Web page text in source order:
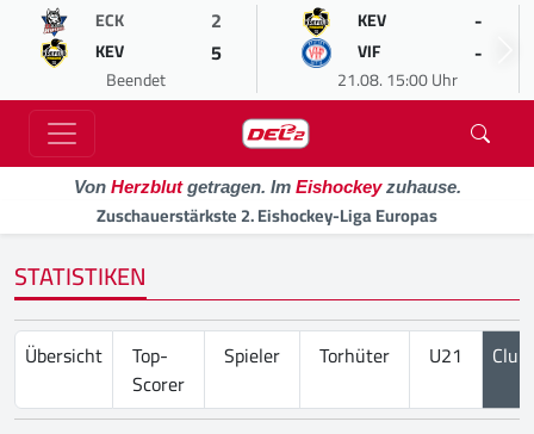
ECK 2
KEV 5
Beendet
KEV -
VIF -
21.08. 15:00 Uhr
Von Herzblutgetragen. Im Eishockeyzuhause.
Zuschauerstärkste 2. Eishockey-Liga Europas
STATISTIKEN
Übersicht
Top-
Scorer
Spieler Torhüter U21